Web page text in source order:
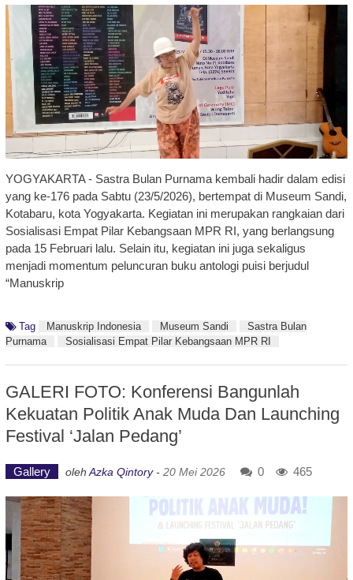
YOGYAKARTA - Sastra Bulan Purnama kembali hadir dalam edisi
yang ke-176 pada Sabtu (23/5/2026), bertempat di Museum Sandi,
Kotabaru, kota Yogyakarta. Kegiatan ini merupakan rangkaian dari
Sosialisasi Empat Pilar Kebangsaan MPR RI, yang berlangsung
pada 15 Februari lalu. Selain itu, kegiatan ini juga sekaligus
menjadi momentum peluncuran buku antologi puisi berjudul
“Manuskrip
Tag Manuskrip Indonesia Museum Sandi
Sastra Bulan
Purnama
Sosialisasi Empat Pilar Kebangsaan MPR RI
GALERI FOTO: Konferensi Bangunlah
Kekuatan Politik Anak Muda Dan Launching
Festival ‘Jalan Pedang’
Gallery olehAzka Qintory- 20 Mei 2026 0 465